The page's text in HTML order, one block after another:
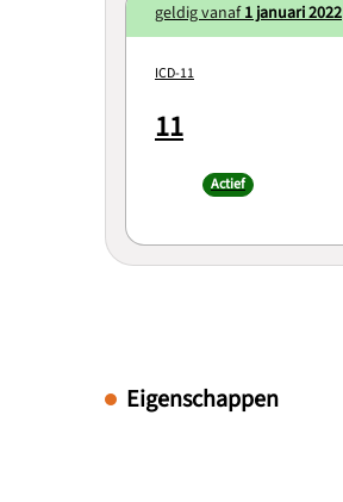
geldig vanaf1 januari 2022
ICD-11
11
Actief
Eigenschappen